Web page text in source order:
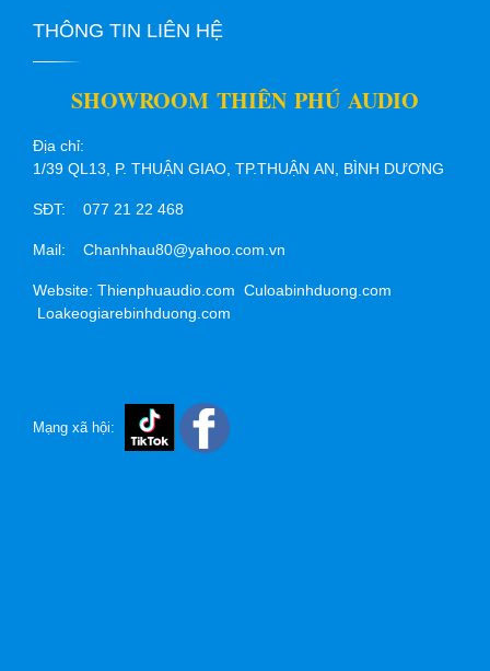
THÔNG TIN LIÊN HỆ
SHOWROOM THIÊN PHÚ AUDIO
Địa chỉ:
1/39 QL13, P. THUẬN GIAO, TP.THUẬN AN, BÌNH DƯƠNG
SĐT: 077 21 22 468
Mail: Chanhhau80@yahoo.com.vn
Website: Thienphuaudio.com Culoabinhduong.com
Loakeogiarebinhduong.com
Mạng xã hội: